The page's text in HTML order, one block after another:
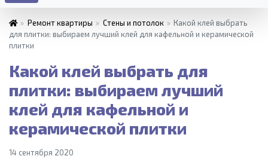
» Ремонт квартиры » Стены и потолок » Какой клей выбрать
для плитки: выбираем лучший клей для кафельной и керамической
плитки
Какой клей выбрать для
плитки: выбираем лучший
клей для кафельной и
керамической плитки
14 сентября 2020